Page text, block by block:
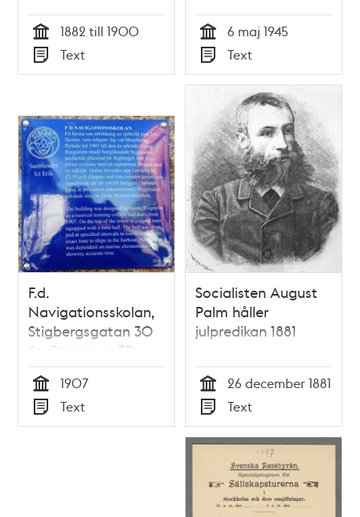
Tid
1882 till 1900
Typ
Text
världskriget tog slut
Tid
6 maj 1945
Typ
Text
F.d.
Navigationsskolan,
Stigbergsgatan 30
(kv Stammen 39),
Södermalm
Tid
1907
Typ
Text
Socialisten August
Palm håller
julpredikan 1881
Tid
26 december 1881
Typ
Text